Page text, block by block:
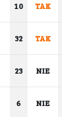
10 TAK
32 TAK
23 NIE
6 NIE